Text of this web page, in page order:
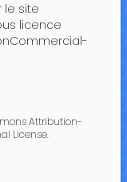
le site
licence
Attribution-
License.